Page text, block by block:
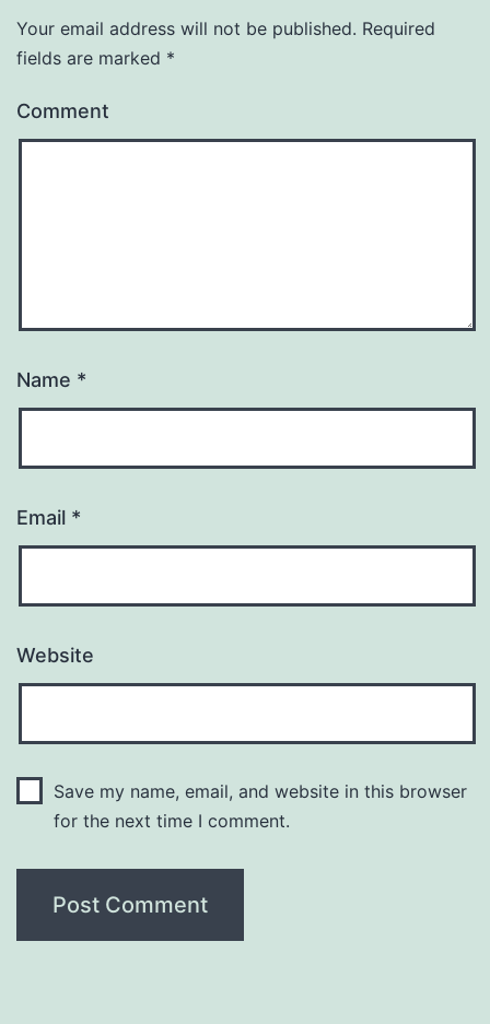
Your email address will not be published. Required
fields are marked *
Comment
Name *
Email *
Website
Save my name, email, and website in this browser
for the next time I comment.